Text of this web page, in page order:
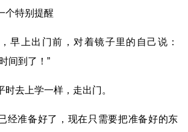
个特别提醒
早上出门前，对着镜子里的自己说：
间到了！”
时去上学一样，走出门。
经准备好了，现在只需要把准备好的东